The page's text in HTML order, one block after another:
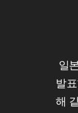
일
발
해